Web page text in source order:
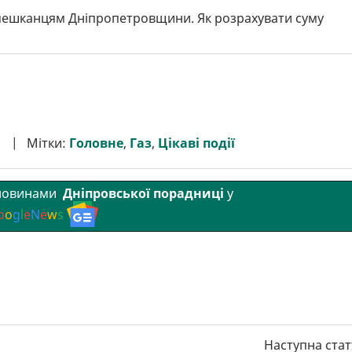
Дніпропетровщини. Як розрахувати суму
Мітки: Головне, Газ, Цікаві події
Дніпровської порадниці у
ogleNews
Наступна